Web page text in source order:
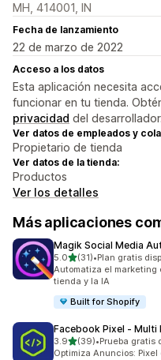
MH, 414001, IN
Fecha de lanzamiento
22 de marzo de 2022
Acceso a los datos
Esta aplicación necesita
funcionar en tu tienda.
privacidad del desarrollador.
Ver datos de empleados y
Propietario de tienda
Ver datos de la tienda:
Productos
Ver los detalles
Más aplicaciones
Magik Social Media
5.0de 5 estrellas
(31)
31 reseñas en total
•Plan gratis
Automatiza el marketing
tienda y la IA
Built for Shopify
Facebook Pixel ‑ Multi
3.9de 5 estrellas
(39)
39 reseñas en total
•Prueba gratis
Optimiza Anuncios: